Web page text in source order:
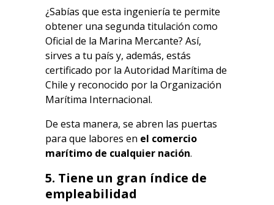
¿Sabías que esta ingeniería te permite
obtener una segunda titulación como
Oficial de la Marina Mercante? Así,
sirves a tu país y, además, estás
certificado por la Autoridad Marítima de
Chile y reconocido por la Organización
Marítima Internacional.
De esta manera, se abren las puertas
para que labores en el comercio
marítimo de cualquier nación.
5. Tiene un gran índice de
empleabilidad